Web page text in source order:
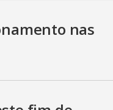
nas